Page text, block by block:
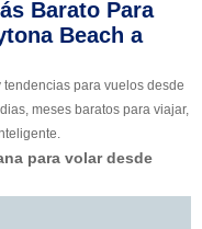
Barato Para
Beach a
para vuelos desde
meses baratos para viajar,
para volar desde